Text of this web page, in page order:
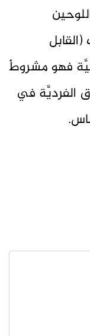
فهو مشروطٌ
الفرديَّة في